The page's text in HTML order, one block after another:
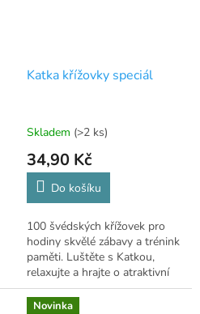
Katka křížovky speciál
Skladem (>2 ks)
34,90 Kč
Do košíku
100 švédských křížovek pro
hodiny skvělé zábavy a trénink
paměti. Luštěte s Katkou,
relaxujte a hrajte o atraktivní
ceny! ✏️
Novinka